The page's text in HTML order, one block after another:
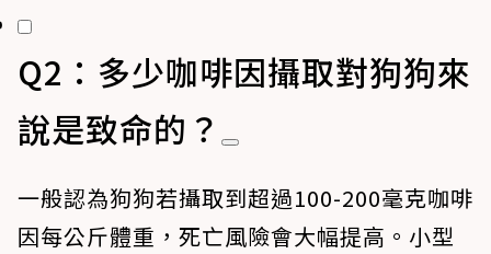
Q2：多少咖啡因攝取對狗狗來
說是致命的？
一般認為狗狗若攝取到超過100-200毫克咖啡
因每公斤體重，死亡風險會大幅提高。小型